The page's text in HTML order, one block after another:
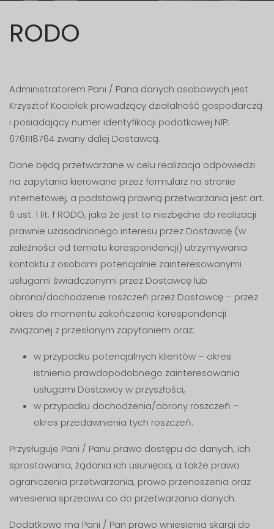
RODO
Administratorem Pani / Pana danych osobowych jest
Krzysztof Kociołek prowadzący działalność gospodarczą
i posiadający numer identyfikacji podatkowej NIP:
6761118764 zwany dalej Dostawcą.
Dane będą przetwarzane w celu realizacja odpowiedzi
na zapytania kierowane przez formularz na stronie
internetowej, a podstawą prawną przetwarzania jest art.
6 ust. 1 lit. f RODO, jako że jest to niezbędne do realizacji
prawnie uzasadnionego interesu przez Dostawcę (w
zależności od tematu korespondencji) utrzymywania
kontaktu z osobami potencjalnie zainteresowanymi
usługami świadczonymi przez Dostawcę lub
obrona/dochodzenie roszczeń przez Dostawcę – przez
okres do momentu zakończenia korespondencji
związanej z przesłanym zapytaniem oraz:
w przypadku potencjalnych klientów – okres
istnienia prawdopodobnego zainteresowania
usługami Dostawcy w przyszłości,
w przypadku dochodzenia/obrony roszczeń –
okres przedawnienia tych roszczeń.
Przysługuje Pani / Panu prawo dostępu do danych, ich
sprostowania, żądania ich usunięcia, a także prawo
ograniczenia przetwarzania, prawo przenoszenia oraz
wniesienia sprzeciwu co do przetwarzania danych.
Dodatkowo ma Pani / Pan prawo wniesienia skargi do